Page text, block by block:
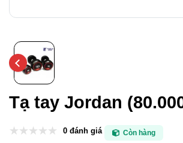
Tạ tay Jordan
0 đánh giá Còn hàng